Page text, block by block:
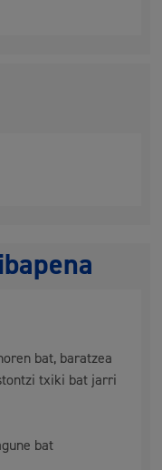
bat, baratzea
txiki bat jarri
bat